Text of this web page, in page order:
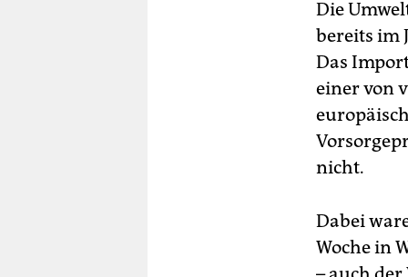
Die
bereits im
Das
einer von
nicht.
Dabei
Woche in